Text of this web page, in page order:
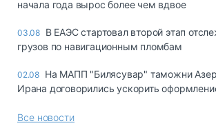
начала года вырос более чем вдвое
03.08 В ЕАЭС стартовал второй этап
грузов по навигационным пломбам
02.08 На МАПП "Билясувар" таможни
Ирана договорились ускорить
Все новости